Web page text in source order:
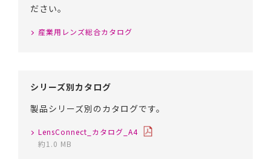
ださい。
産業用レンズ総合カタログ
シリーズ別カタログ
製品シリーズ別のカタログです。
LensConnect_カタログ_A4
約1.0 MB